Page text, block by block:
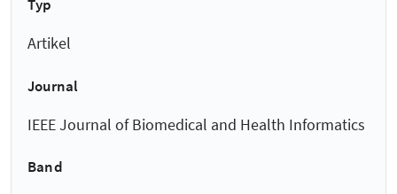
Typ
Artikel
Journal
IEEE Journal of Biomedical and Health Informatics
Band